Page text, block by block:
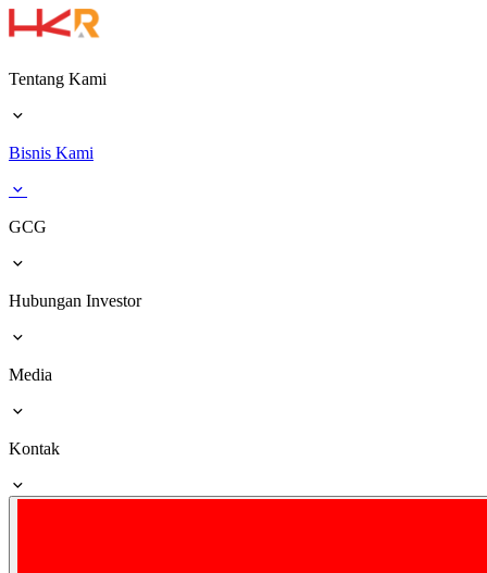
Tentang Kami
Bisnis Kami
GCG
Hubungan Investor
Media
Kontak